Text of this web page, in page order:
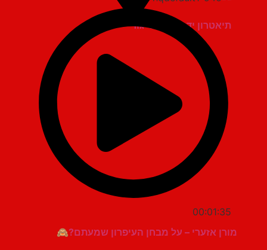
תיאטרון יד למגינים יגור
00:01:35
מורן אזערי – על מבחן העיפרון שמעתם?🙈